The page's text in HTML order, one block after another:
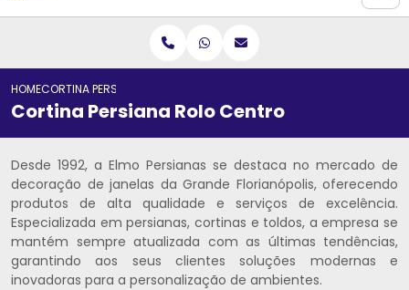
HOMECORTINA PERSIANA ROLO CENTRO
Cortina Persiana Rolo Centro
Desde 1992, a Elmo Persianas se destaca no mercado de
decoração de janelas da Grande Florianópolis, oferecendo
produtos de alta qualidade e serviços de excelência.
Especializada em persianas, cortinas e toldos, a empresa se
mantém sempre atualizada com as últimas tendências,
garantindo aos seus clientes soluções modernas e
inovadoras para a personalização de ambientes.